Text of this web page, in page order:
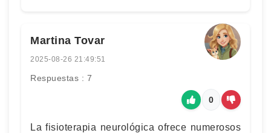
Martina Tovar
2025-08-26 21:49:51
Respuestas : 7
0
La fisioterapia neurológica ofrece numerosos